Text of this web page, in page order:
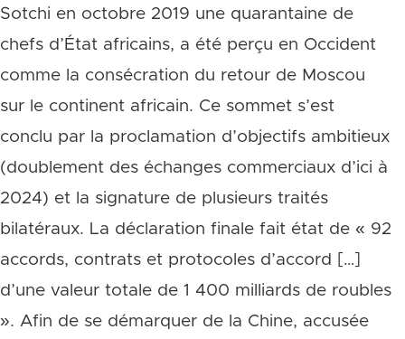
Sotchi en octobre 2019 une quarantaine de
chefs d’État africains, a été perçu en Occident
comme la consécration du retour de Moscou
sur le continent africain. Ce sommet s’est
conclu par la proclamation d’objectifs ambitieux
(doublement des échanges commerciaux d’ici à
2024) et la signature de plusieurs traités
bilatéraux. La déclaration finale fait état de « 92
accords, contrats et protocoles d’accord […]
d’une valeur totale de 1 400 milliards de roubles
». Afin de se démarquer de la Chine, accusée